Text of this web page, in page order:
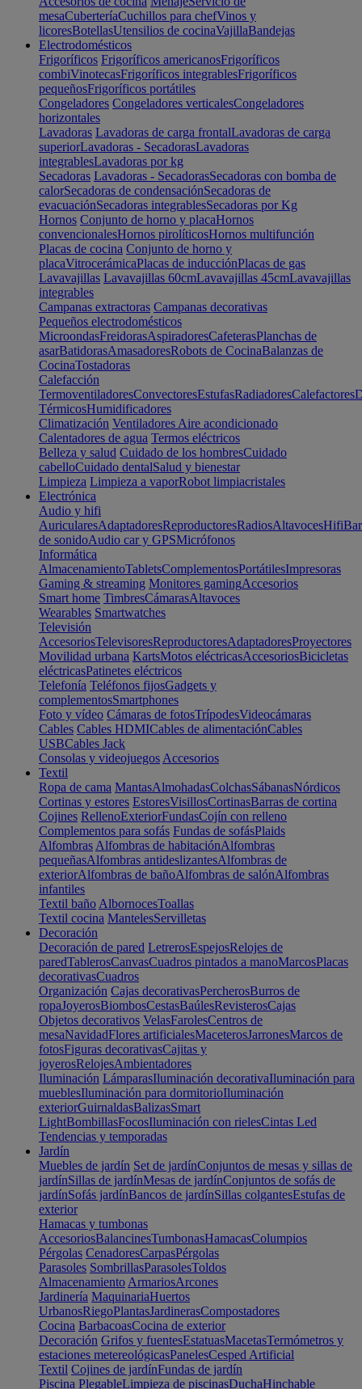
mesaCuberteríaCuchillos para chefVinos y
licoresBotellasUtensilios de cocinaVajillaBandejas
Electrodomésticos
Frigoríficos Frigoríficos americanosFrigoríficos
combiVinotecasFrigoríficos integrablesFrigoríficos
pequeñosFrigoríficos portátiles
Congeladores Congeladores verticalesCongeladores
horizontales
Lavadoras Lavadoras de carga frontalLavadoras de carga
superiorLavadoras - SecadorasLavadoras
integrablesLavadoras por kg
Secadoras Lavadoras - SecadorasSecadoras con bomba de
calorSecadoras de condensaciónSecadoras de
evacuaciónSecadoras integrablesSecadoras por Kg
Hornos Conjunto de horno y placaHornos
convencionalesHornos pirolíticosHornos multifunción
Placas de cocina Conjunto de horno y
placaVitrocerámicaPlacas de inducciónPlacas de gas
Lavavajillas Lavavajillas 60cmLavavajillas 45cmLavavajillas
integrables
Campanas extractoras Campanas decorativas
Pequeños electrodomésticos
MicroondasFreidorasAspiradoresCafeterasPlanchas de
asarBatidorasAmasadoresRobots de CocinaBalanzas de
CocinaTostadoras
Calefacción
TermoventiladoresConvectoresEstufasRadiadoresCalefactores
TérmicosHumidificadores
Climatización Ventiladores Aire acondicionado
Calentadores de agua Termos eléctricos
Belleza y salud Cuidado de los hombresCuidado
cabelloCuidado dentalSalud y bienestar
Limpieza Limpieza a vaporRobot limpiacristales
Electrónica
Audio y hifi
AuricularesAdaptadoresReproductoresRadiosAltavocesHifi
de sonidoAudio car y GPSMicrófonos
Informática
AlmacenamientoTabletsComplementosPortátilesImpresoras
Gaming & streaming Monitores gamingAccesorios
Smart home TimbresCámarasAltavoces
Wearables Smartwatches
Televisión
AccesoriosTelevisoresReproductoresAdaptadoresProyectores
Movilidad urbana KartsMotos eléctricasAccesoriosBicicletas
eléctricasPatinetes eléctricos
Telefonía Teléfonos fijosGadgets y
complementosSmartphones
Foto y vídeo Cámaras de fotosTrípodesVideocámaras
Cables Cables HDMICables de alimentaciónCables
USBCables Jack
Consolas y videojuegos Accesorios
Textil
Ropa de cama MantasAlmohadasColchasSábanasNórdicos
Cortinas y estores EstoresVisillosCortinasBarras de cortina
Cojines RellenoExteriorFundasCojín con relleno
Complementos para sofás Fundas de sofásPlaids
Alfombras Alfombras de habitaciónAlfombras
pequeñasAlfombras antideslizantesAlfombras de
exteriorAlfombras de bañoAlfombras de salónAlfombras
infantiles
Textil baño AlbornocesToallas
Textil cocina MantelesServilletas
Decoración
Decoración de pared LetrerosEspejosRelojes de
paredTablerosCanvasCuadros pintados a manoMarcosPlacas
decorativasCuadros
Organización Cajas decorativasPercherosBurros de
ropaJoyerosBiombosCestasBaúlesRevisterosCajas
Objetos decorativos VelasFarolesCentros de
mesaNavidadFlores artificialesMaceterosJarronesMarcos de
fotosFiguras decorativasCajitas y
joyerosRelojesAmbientadores
Iluminación LámparasIluminación decorativaIluminación para
mueblesIluminación para dormitorioIluminación
exteriorGuirnaldasBalizasSmart
LightBombillasFocosIluminación con rielesCintas Led
Tendencias y temporadas
Jardín
Muebles de jardín Set de jardínConjuntos de mesas y sillas de
jardínSillas de jardínMesas de jardínConjuntos de sofás de
jardínSofás jardínBancos de jardínSillas colgantesEstufas de
exterior
Hamacas y tumbonas
AccesoriosBalancinesTumbonasHamacasColumpios
Pérgolas CenadoresCarpasPérgolas
Parasoles SombrillasParasolesToldos
Almacenamiento ArmariosArcones
Jardinería MaquinariaHuertos
UrbanosRiegoPlantasJardinerasCompostadores
Cocina BarbacoasCocina de exterior
Decoración Grifos y fuentesEstatuasMacetasTermómetros y
estaciones metereológicasPanelesCesped Artificial
Textil Cojines de jardínFundas de jardín
Piscina PlegableLimpieza de piscinasDuchaHinchable